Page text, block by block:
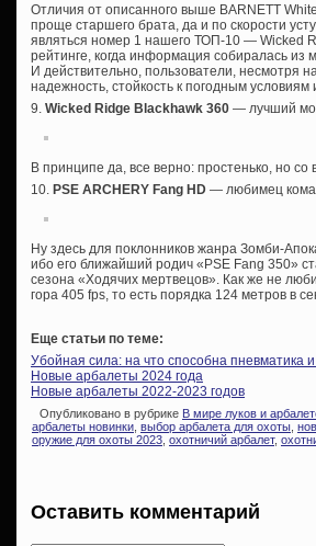
Отличия от описанного выше BARNETT
проще старшего брата, да и по скорости
являться номер 1 нашего ТОП-10 — Wicked
рейтинге, когда информация собиралась из
И действительно, пользователи, несмотря
надежность, стойкость к погодным
9. Wicked Ridge Blackhawk 360 — лучший
В принципе да, все верно: простенько, но со
10. PSE ARCHERY Fang HD — любимец
Ну здесь для поклонников жанра Зомби-
ибо его ближайший родич «PSE Fang 350»
сезона «Ходячих мертвецов». Как же не
гора 405 fps, то есть порядка 124 метров в
Еще статьи по теме:
Убойная сила: на что способна пневматика
Новые арбалеты 2024 года
Новые арбалеты 2022-2023 годов
Опубликовано в рубрике В мире луков и
арбалеты новинки выбор арбалета для охоты
оружие для охоты 2023 охотничий арбалет,
Оставить комментарий